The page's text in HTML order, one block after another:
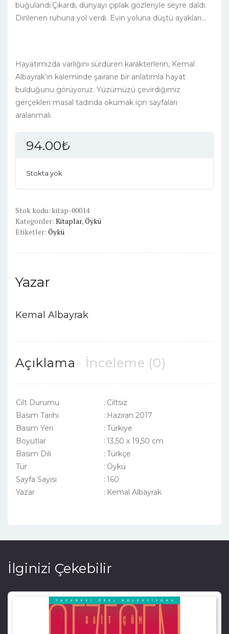
buğulandı.Çıkardı, dünyayı çıplak gözleriyle seyre daldı.
Dinlenen ruhuna yol verdi. Evin yoluna düştü ayakları…
Hayatımızda varlığını sürdüren karakterlerin, Kemal
Albayrak’ın kaleminde şairane bir anlatımla hayat
bulduğunu görüyoruz. Yüzümüzü çevirdiğimiz
gerçekleri masal tadında okumak için sayfaları
aralanmalı.
94.00₺
Stokta yok
Stok kodu: kitap-00014
Kategoriler: Kitaplar,Öykü
Etiketler: Öykü
Yazar
Kemal Albayrak
Açıklama İnceleme (0)
Cilt Durumu : Ciltsiz
Basım Tarihi
: Haziran 2017
Basım Yeri
: Türkiye
Boyutlar
: 13,50 x 19,50 cm
Basım Dili
: Türkçe
Tür
: Öykü
Sayfa Sayısı
: 160
Yazar
: Kemal Albayrak
İlginizi Çekebilir